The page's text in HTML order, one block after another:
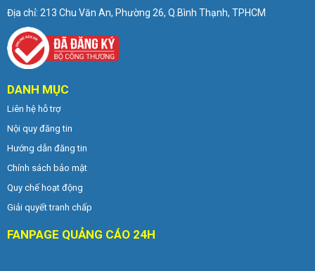
Địa chỉ: 213 Chu Văn An, Phường 26, Q.Bình Thạnh, TPHCM
DANH MỤC
Liên hệ hỗ trợ
Nội quy đăng tin
Hướng dẫn đăng tin
Chính sách bảo mật
Quy chế hoạt động
Giải quyết tranh chấp
FANPAGE QUẢNG CÁO 24H